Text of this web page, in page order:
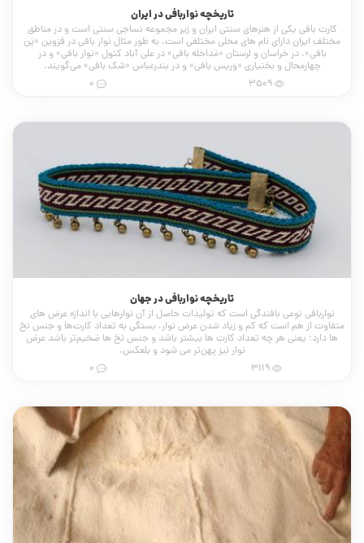
تاریخچه نواربافی در ایران
کارت بافی یکی از هنرهای سنتی ایران و زیر مجموعه نساجی سنتی است و در مناطق
مختلف ایران دارای نام های محلی مختلفی است. به طور مثال نوار بافی در قزوین «پَن
بافی»، در خراسان و لرستان «مَداخله بافی» در علی آباد کتول «نوار بافی» و در
چهارمحال و بختیاری «وریس بافی» و در بندرعباس «شک بافی» می‌گویند.
تاریخچه نواربافی در جهان
نواربافی نوعی بافندگی است که تولیدات حاصل از آن نوارهایی با اندازه عرض های
متفاوت از هم است که کم و زیاد شدن عرض نوار، بستگی به تعداد کارت‌ها و جنس نخ
ها دارد؛ یعنی هر چه تعداد کارت ها بیشتر باشد و جنس نخ ها ضخیم‌تر باشد عرض
نوار نیز پهن‌تر می شود و بلعکس.